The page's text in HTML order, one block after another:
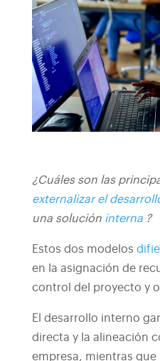
¿Cuáles son las
externalizar el
una solución interna ?
Estos dos modelos
en la asignación de
control del proyecto y
El desarrollo interno
directa y la alineación
empresa, mientras que